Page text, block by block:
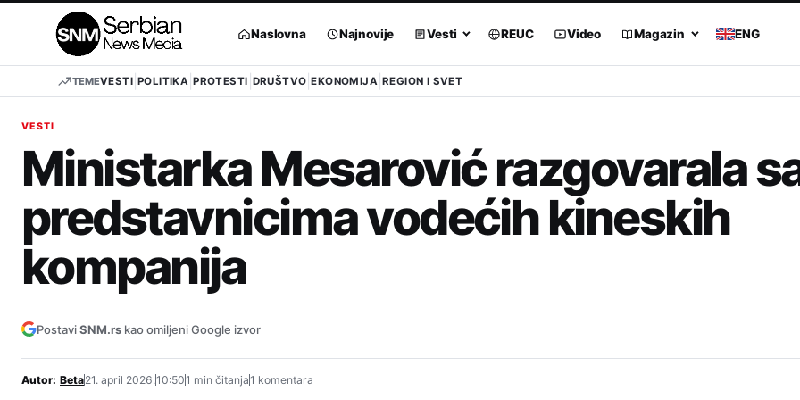
Naslovna Najnovije Vesti REUC Video Magazin ENG
TEMEVESTI POLITIKA PROTESTI DRUŠTVO EKONOMIJA REGION I SVET
VESTI
Ministarka Mesarović razgovarala
predstavnicima vodećih kineskih
kompanija
PostaviSNM.rs kao omiljeni Google izvor
Autor: Beta21. april 2026.10:501 min čitanja1 komentara